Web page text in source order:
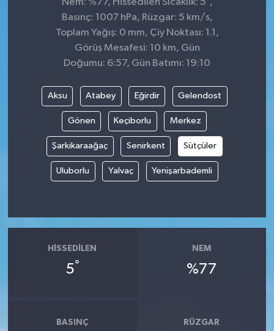
Basınç: 1007 hPa, Rüzgar: 5 km/s,
Toplam Yağış: 0 mm, Çiy Noktası: 1.1,
Görüş Mesafesi: 10 km, Gün
Doğumu: 6:57, Gün Batımı: 19:10
Aksu Atabey Eğirdir Gelendost
Gönen Keçiborlu Merkez
Şarkikaraağaç Senirkent Sütçüler
Uluborlu Yalvaç Yenişarbademli
HISSEDILEN
5°
NEM
%77
BASINÇ RÜZGAR